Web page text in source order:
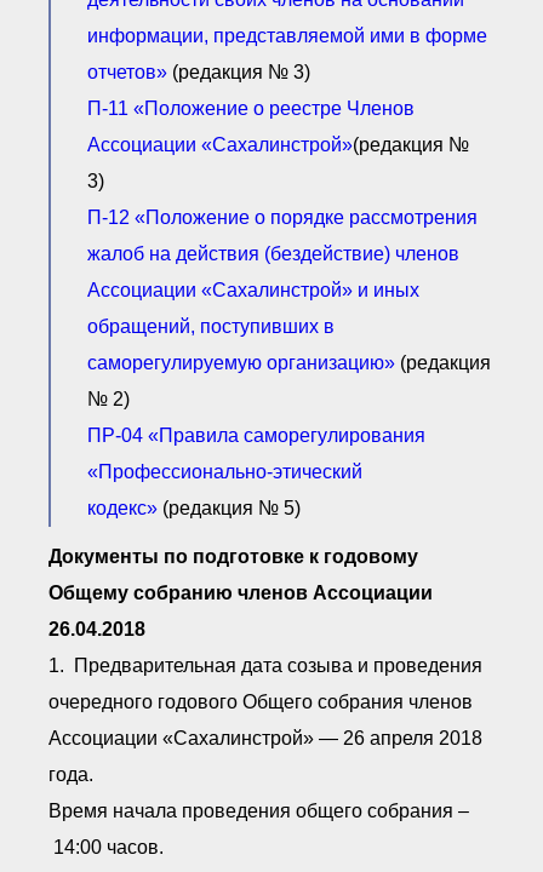
информации, представляемой ими в форме
отчетов» (редакция № 3)
П-11 «Положение о реестре Членов
Ассоциации «Сахалинстрой»(редакция №
3)
П-12 «Положение о порядке рассмотрения
жалоб на действия (бездействие) членов
Ассоциации «Сахалинстрой» и иных
обращений, поступивших в
саморегулируемую организацию» (редакция
№ 2)
ПР-04 «Правила саморегулирования
«Профессионально-этический
кодекс» (редакция № 5)
Документы по подготовке к годовому
Общему собранию членов Ассоциации
26.04.2018
1. Предварительная дата созыва и проведения
очередного годового Общего собрания членов
Ассоциации «Сахалинстрой» — 26 апреля 2018
года.
Время начала проведения общего собрания –
14:00 часов.